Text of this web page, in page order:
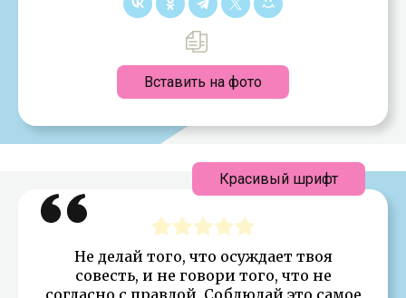
Вставить на фото
Не делай того, что осуждает твоя
совесть, и не говори того, что не
согласно с правдой. Соблюдай это самое
Красивый шрифт